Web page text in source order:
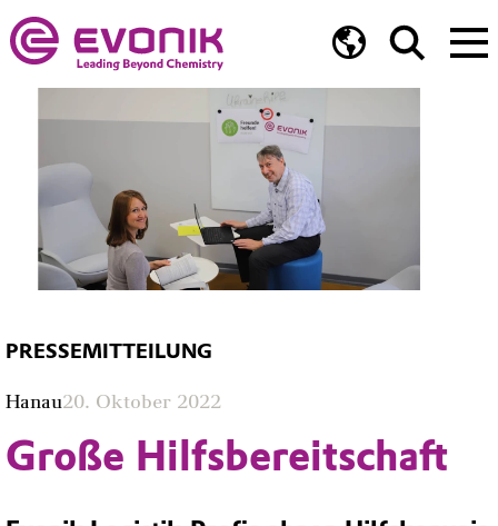
PRESSEMITTEILUNG
Hanau20. Oktober 2022
Große Hilfsbereitschaft